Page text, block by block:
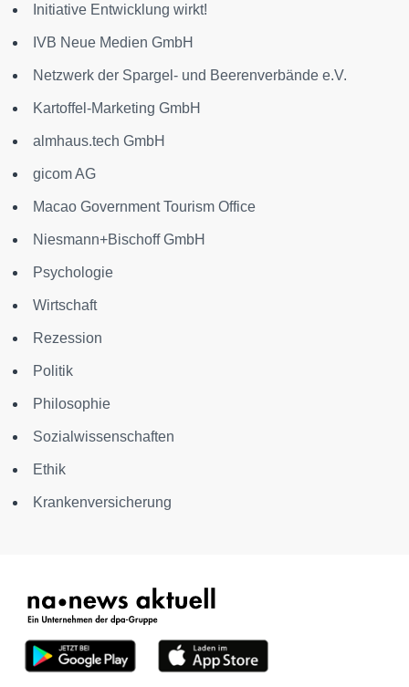
Initiative Entwicklung wirkt!
IVB Neue Medien GmbH
Netzwerk der Spargel- und Beerenverbände e.V.
Kartoffel-Marketing GmbH
almhaus.tech GmbH
gicom AG
Macao Government Tourism Office
Niesmann+Bischoff GmbH
Psychologie
Wirtschaft
Rezession
Politik
Philosophie
Sozialwissenschaften
Ethik
Krankenversicherung